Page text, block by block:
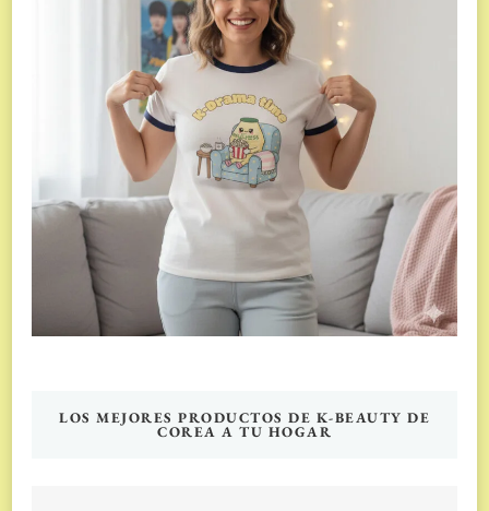
LOS MEJORES PRODUCTOS DE K-BEAUTY DE
COREA A TU HOGAR